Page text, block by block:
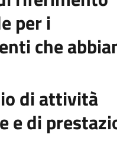
per i
che
di attività
e di